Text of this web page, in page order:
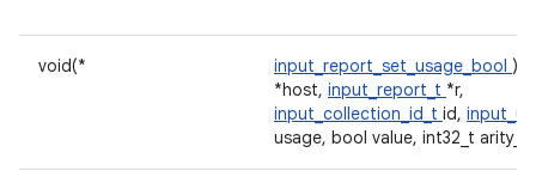
void(* input_report_set_usage_bool )(
*host, input_report_t *r,
input_collection_id_t id,
usage, bool value, int32_t